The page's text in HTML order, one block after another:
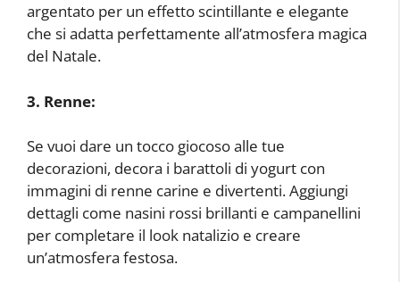
argentato per un effetto scintillante e elegante
che si adatta perfettamente all’atmosfera magica
del Natale.
3. Renne:
Se vuoi dare un tocco giocoso alle tue
decorazioni, decora i barattoli di yogurt con
immagini di renne carine e divertenti. Aggiungi
dettagli come nasini rossi brillanti e campanellini
per completare il look natalizio e creare
un’atmosfera festosa.